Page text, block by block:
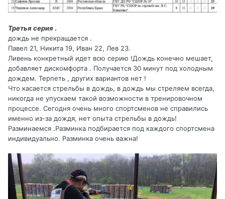
Третья серия .
дождь не прекращается .
Павел 21, Никита 19, Иван 22, Лев 23.
Ливень конкретный идет всю серию !Дождь конечно мешает,
добавляет дискомфорта . Получается 30 минут под холодным
дождем. Терпеть , других вариантов нет !
Что касается стрельбы в дождь, в дождь мы стреляем всегда,
никогда не упускаем такой возможности в тренировочном
процессе. Сегодня очень много спортсменов не справились
именно из-за дождя, нет опыта стрельбы в дождь!
Разминаемся .Разминка подбирается под каждого спортсмена
индивидуально. Разминка очень важна!